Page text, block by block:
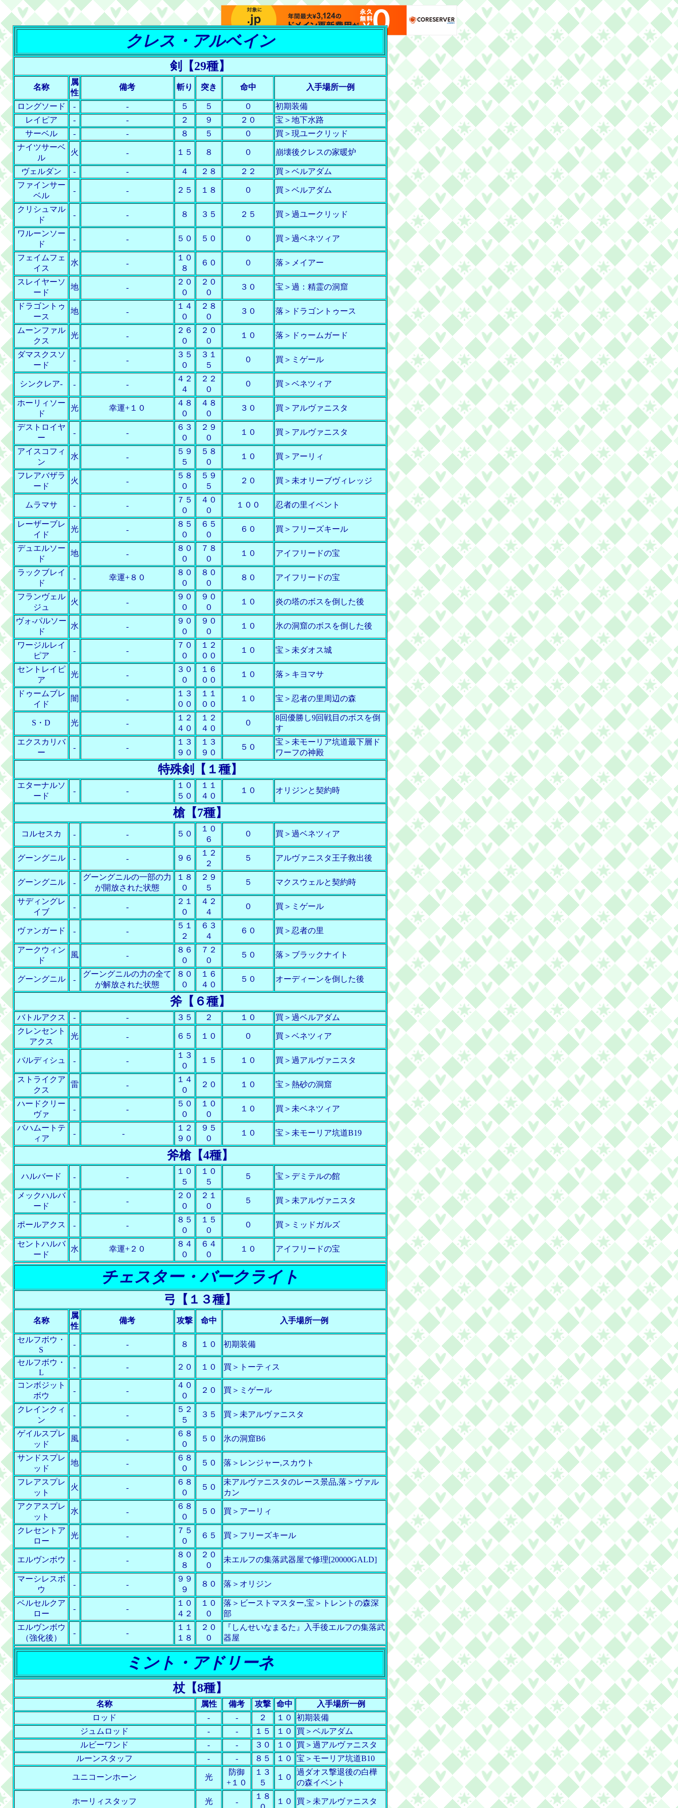
クレス・アルベイン
剣【29種】
名称
属
性
備考 斬り 突き 命中 入手場所一例
ロングソード - - ５ ５ ０
初期装備
レイピア
- - ２ ９ ２０
宝＞地下水路
サーベル
- - ８ ５ ０
買＞現ユークリッド
ナイツサーベ
ル
火 - １５ ８ ０ 崩壊後クレスの家暖炉
ヴェルダン - - ４ ２８ ２２
買＞ベルアダム
ファインサー
ベル
- - ２５ １８ ０ 買＞ベルアダム
クリシュマル
ド
- - ８ ３５ ２５ 買＞過ユークリッド
ワルーンソー
ド
- - ５０ ５０ ０ 買＞過ベネツィア
フェイムフェ
イス
水 -
１０
８
６０ ０ 落＞メイアー
スレイヤーソ
ード
地 -
２０
０
２０
０
３０ 宝＞過：精霊の洞窟
ドラゴントゥ
ース
地 -
１４
０
２８
０
３０ 落＞ドラゴントゥース
ムーンファル
クス
光 -
２６
０
２０
０
１０ 落＞ドゥームガード
ダマスクスソ
ード
- -
３５
０
３１
５
０ 買＞ミゲール
シンクレア- - -
４２
４
２２
０
０ 買＞ベネツィア
ホーリィソー
ド
光 幸運+１０
４８
０
４８
０
３０ 買＞アルヴァニスタ
デストロイヤ
ー
- -
６３
０
２９
０
１０ 買＞アルヴァニスタ
アイスコフィ
ン
水 -
５９
５
５８
０
１０ 買＞アーリィ
フレアバザラ
ード
火 -
５８
０
５９
５
２０ 買＞未オリーブヴィレッジ
ムラマサ - -
７５
０
４０
０
１００ 忍者の里イベント
レーザーブレ
イド
光 -
８５
０
６５
０
６０ 買＞フリーズキール
デュエルソー
ド
地 -
８０
０
７８
０
１０ アイフリードの宝
ラックブレイ
ド
- 幸運+８０
８０
０
８０
０
８０ アイフリードの宝
フランヴェル
ジュ
火 -
９０
０
９０
０
１０ 炎の塔のボスを倒した後
ヴォ-パルソー
ド
水 -
９０
０
９０
０
１０ 氷の洞窟のボスを倒した後
ワージルレイ
ピア
- -
７０
０
１２
００
１０ 宝＞未ダオス城
セントレイピ
ア
光 -
３０
０
１６
００
１０ 落＞キヨマサ
ドゥームブレ
イド
闇 -
１３
００
１１
００
１０ 宝＞忍者の里周辺の森
S・D 光 -
１２
４０
１２
４０
０
8回優勝し9回戦目のボスを倒
す
エクスカリバ
ー
- -
１３
９０
１３
９０
５０
宝＞未モーリア坑道最下層ド
ワーフの神殿
特殊剣【１種】
エターナルソ
ード
- -
１０
５０
１１
４０
１０ オリジンと契約時
槍【7種】
コルセスカ - - ５０
１０
６
０ 買＞過ベネツィア
グーングニル - - ９６
１２
２
５ アルヴァニスタ王子救出後
グーングニル -
グーングニルの一部の力
が開放された状態
１８
０
２９
５
５ マクスウェルと契約時
サディングレ
イブ
- -
２１
０
４２
４
０ 買＞ミゲール
ヴァンガード - -
５１
２
６３
４
６０ 買＞忍者の里
アークウィン
ド
風 -
８６
０
７２
０
５０ 落＞ブラックナイト
グーングニル -
グーングニルの力の全て
が解放された状態
８０
０
１６
４０
５０ オーディーンを倒した後
斧【６種】
バトルアクス - - ３５ ２ １０
買＞過ベルアダム
クレンセント
アクス
光 - ６５ １０ ０ 買＞ベネツィア
バルディシュ - -
１３
０
１５ １０ 買＞過アルヴァニスタ
ストライクア
クス
雷 -
１４
０
２０ １０ 宝＞熱砂の洞窟
ハードクリー
ヴァ
- -
５０
０
１０
０
１０ 買＞未ベネツィア
バハムートテ
ィア
- -
１２
９０
９５
０
１０ 宝＞未モーリア坑道B19
斧槍【4種】
ハルバード - -
１０
５
１０
５
５ 宝＞デミテルの館
メックハルバ
ード
- -
２０
０
２１
０
５ 買＞未アルヴァニスタ
ポールアクス - -
８５
０
１５
０
０ 買＞ミッドガルズ
セントハルバ
ード
水 幸運+２０
８４
０
６４
０
１０ アイフリードの宝
チェスター・バークライト
弓【１３種】
名称
属
性
備考 攻撃 命中 入手場所一例
セルフボウ・
S
- - ８ １０ 初期装備
セルフボウ・
L
- - ２０ １０ 買＞トーティス
コンボジット
ボウ
- -
４０
０
２０ 買＞ミゲール
クレインクィ
ン
- -
５２
５
３５ 買＞未アルヴァニスタ
ゲイルスプレ
ッド
風 -
６８
０
５０ 氷の洞窟B6
サンドスプレ
ッド
地 -
６８
０
５０ 落＞レンジャー,スカウト
フレアスプレ
ット
火 -
６８
０
５０
未アルヴァニスタのレース景品,落＞ヴァル
カン
アクアスプレ
ット
水 -
６８
０
５０ 買＞アーリィ
クレセントア
ロー
光 -
７５
０
６５ 買＞フリーズキール
エルヴンボウ - -
８０
８
２０
０
未エルフの集落武器屋で修理[20000GALD]
マーシレスボ
ウ
- -
９９
９
８０ 落＞オリジン
ベルセルクア
ロー
- -
１０
４２
１０
０
落＞ビーストマスター,宝＞トレントの森深
部
エルヴンボウ
（強化後）
- -
１１
１８
２０
０
『しんせいなまるた』入手後エルフの集落武
器屋
ミント・アドリーネ
杖【8種】
名称 属性 備考 攻撃 命中
入手場所一例
ロッド
- - ２ １０
初期装備
ジュムロッド
- - １５ １０
買＞ベルアダム
ルビーワンド
- - ３０ １０
買＞過アルヴァニスタ
ルーンスタッフ
- - ８５ １０ 宝＞モーリア坑道B10
ユニコーンホーン 光
防御
+１０
１３
５
１０
過ダオス撃退後の白樺
の森イベント
ホーリィスタッフ 光 -
１８
１０ 買＞未アルヴァニスタ